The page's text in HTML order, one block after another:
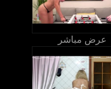
عرض مباشر